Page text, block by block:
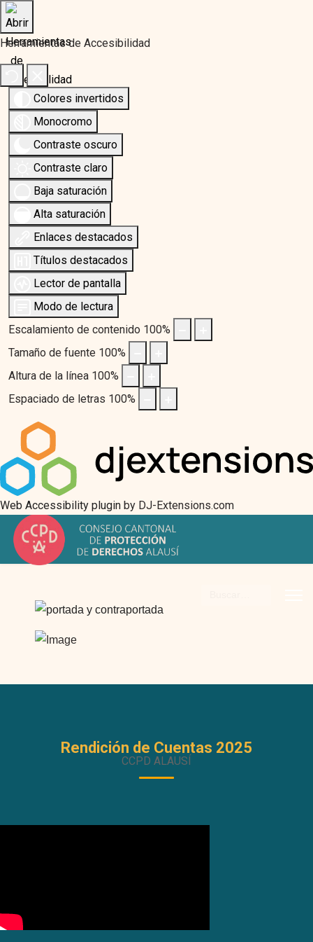
Herramientas de Accesibilidad
Colores invertidos
Monocromo
Contraste oscuro
Contraste claro
Baja saturación
Alta saturación
Enlaces destacados
Títulos destacados
Lector de pantalla
Modo de lectura
Escalamiento de contenido 100%
Tamaño de fuente 100%
Altura de la línea 100%
Espaciado de letras 100%
Web Accessibility plugin by DJ-Extensions.com
Rendición de Cuentas 2025
CCPD ALAUSÍ